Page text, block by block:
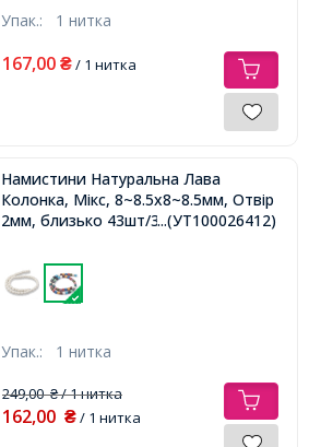
Упак.: 1 нитка
167,00 ₴/ 1 нитка
Намистини Натуральна Лава
Колонка, Мікс, 8~8.5х8~8.5мм, Отвір
2мм, близько 43шт/37см/нитка,
...(УТ100026412)
Упак.: 1 нитка
249,00₴/ 1 нитка
162,00 ₴/ 1 нитка